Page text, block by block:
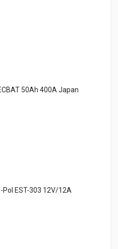
50Ah 400A Japan
EST-303 12V/12A